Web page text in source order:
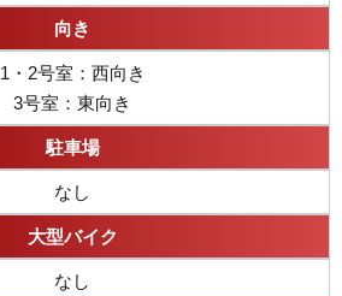
向き
1・2号室：西向き
3号室：東向き
駐車場
なし
大型バイク
なし